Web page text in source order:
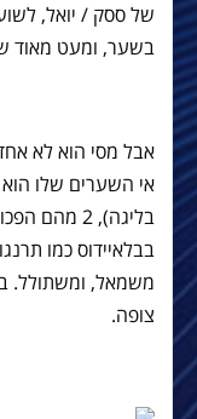
של ססק / יואל,
בשער, ומעט מאוד
אבל מסי הוא לא
בליגה), 2
בבלאיידוס כמו
משמאל, ומשתולל.
צופה.